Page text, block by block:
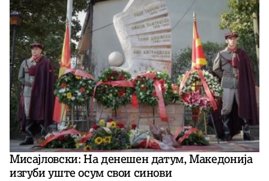
Мисајловски: На денешен датум, Македонија
изгуби уште осум свои синови